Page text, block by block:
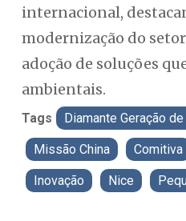
internacional,
modernização do
adoção de soluções
ambientais.
Tags Diamante Geração
Missão China Comitiva
Inovação Nice